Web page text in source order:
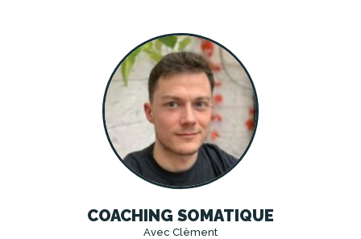
COACHING SOMATIQUE
Avec Clèment